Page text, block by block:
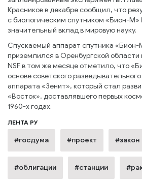
Красников в декабре сообщил, что
с биологическим спутником «Бион-
значительный вклад в мировую науку.
Спускаемый аппарат спутника
приземлился в Оренбургской области
NSF в том же месяце отметило, что
основе советского
аппарата «Зенит», который стал
«Восток», доставлявшего первых
1960-х годах.
ЛЕНТА РУ
#госдума #проект #закон
#облигации #станции